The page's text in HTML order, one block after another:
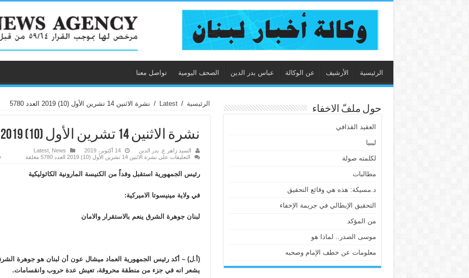
الرئيسية الأرشيف عن الوكالة عباس بدر الدين الصحف اليومية تواصل معنا
الرئيسية /
Latest
/ نشرة الاثنين 14 تشرين الأول (10) 2019 العدد 5780
نشرة الاثنين 14 تشرين الأول (10) 2019 العدد 5780
السيد زاهر ع. بدر الدين 14 أكتوبر، 2019 Latest, News
التعليقات على نشرة الاثنين 14 تشرين الأول (10) 2019 العدد 5780 مغلقة
رئيس الجمهورية استقبل وفداً من الكنيسة المارونية الكاثوليكية
في ولاية مينيسوتا الاميركية:
لبنان جوهرة الشرق ينعم بالاستقرار والامان
(أ.ل) – أكد رئيس الجمهورية العماد ميشال عون أن لبنان هو جوهرة الشرق،
يشعر انه في جزء من منطقة محروقة، تعيش عدة حروب وانقسامات.
حول ملفّ الاخفاء
العقيد القذافي
ليبيا
لكلمته صولة
مطالبات
د.مسيكة: هذه هي وقائع التحقيق
التحقيق الإيطالي في جريمة الإخفاء
من المؤكد
موسى الصدر.. لماذا هو
معلومات عن خطف الإمام وصحبه